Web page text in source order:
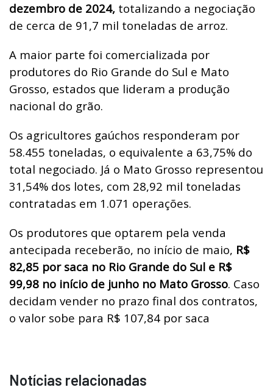
dezembro de 2024, totalizando a negociação
de cerca de 91,7 mil toneladas de arroz.
A maior parte foi comercializada por
produtores do Rio Grande do Sul e Mato
Grosso, estados que lideram a produção
nacional do grão.
Os agricultores gaúchos responderam por
58.455 toneladas, o equivalente a 63,75% do
total negociado. Já o Mato Grosso representou
31,54% dos lotes, com 28,92 mil toneladas
contratadas em 1.071 operações.
Os produtores que optarem pela venda
antecipada receberão, no início de maio, R$
82,85 por saca no Rio Grande do Sul e R$
99,98 no início de junho no Mato Grosso. Caso
decidam vender no prazo final dos contratos,
o valor sobe para R$ 107,84 por saca
Notícias relacionadas